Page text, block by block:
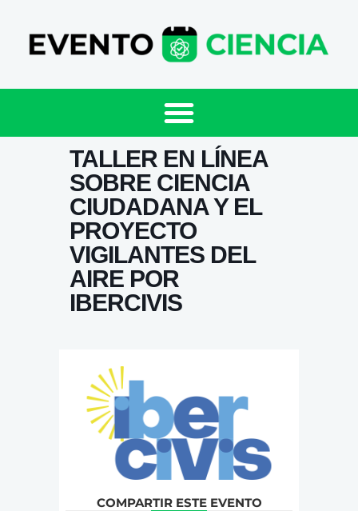
TALLER EN LÍNEA
SOBRE CIENCIA
CIUDADANA Y EL
PROYECTO
VIGILANTES DEL
AIRE POR
IBERCIVIS
COMPARTIR ESTE EVENTO